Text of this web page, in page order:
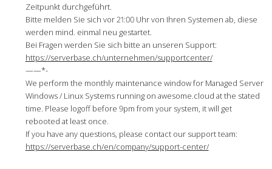
Zeitpunkt durchgeführt.
Bitte melden Sie sich vor 21:00 Uhr von Ihren Systemen ab, diese
werden mind. einmal neu gestartet.
Bei Fragen werden Sie sich bitte an unseren Support:
https://serverbase.ch/unternehmen/supportcenter/
——*-
We perform the monthly maintenance window for Managed Server
Windows / Linux Systems running on awesome.cloud at the stated
time. Please logoff before 9pm from your system, it will get
rebooted at least once.
If you have any questions, please contact our support team:
https://serverbase.ch/en/company/support-center/